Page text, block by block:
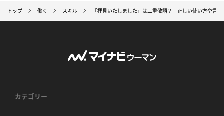
トップ 働く スキル 「拝見いたしました」は二重敬語？ 正しい使い方や言
カテゴリー